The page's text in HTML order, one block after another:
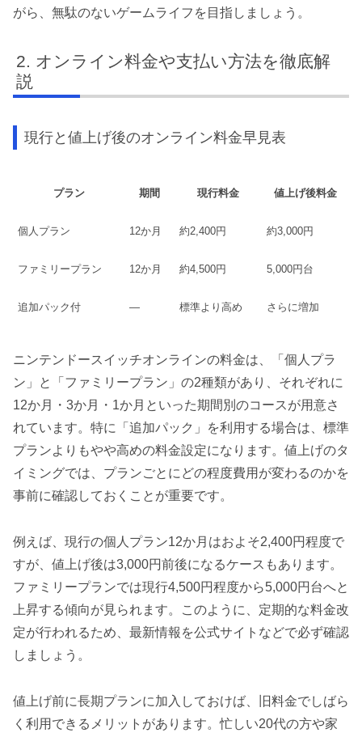
がら、無駄のないゲームライフを目指しましょう。
オンライン料金や支払い方法を徹底解
説
現行と値上げ後のオンライン料金早見表
プラン 期間 現行料金 値上げ後料金
個人プラン 12か月 約2,400円 約3,000円
ファミリープラン 12か月 約4,500円 5,000円台
追加パック付 ― 標準より高め さらに増加
ニンテンドースイッチオンラインの料金は、「個人プラ
ン」と「ファミリープラン」の2種類があり、それぞれに
12か月・3か月・1か月といった期間別のコースが用意さ
れています。特に「追加パック」を利用する場合は、標準
プランよりもやや高めの料金設定になります。値上げのタ
イミングでは、プランごとにどの程度費用が変わるのかを
事前に確認しておくことが重要です。
例えば、現行の個人プラン12か月はおよそ2,400円程度で
すが、値上げ後は3,000円前後になるケースもあります。
ファミリープランでは現行4,500円程度から5,000円台へと
上昇する傾向が見られます。このように、定期的な料金改
定が行われるため、最新情報を公式サイトなどで必ず確認
しましょう。
値上げ前に長期プランに加入しておけば、旧料金でしばら
く利用できるメリットがあります。忙しい20代の方や家